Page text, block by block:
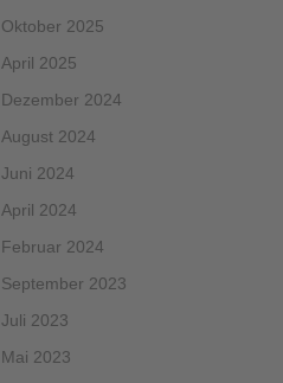
Oktober 2025
April 2025
Dezember 2024
August 2024
Juni 2024
April 2024
Februar 2024
September 2023
Juli 2023
Mai 2023